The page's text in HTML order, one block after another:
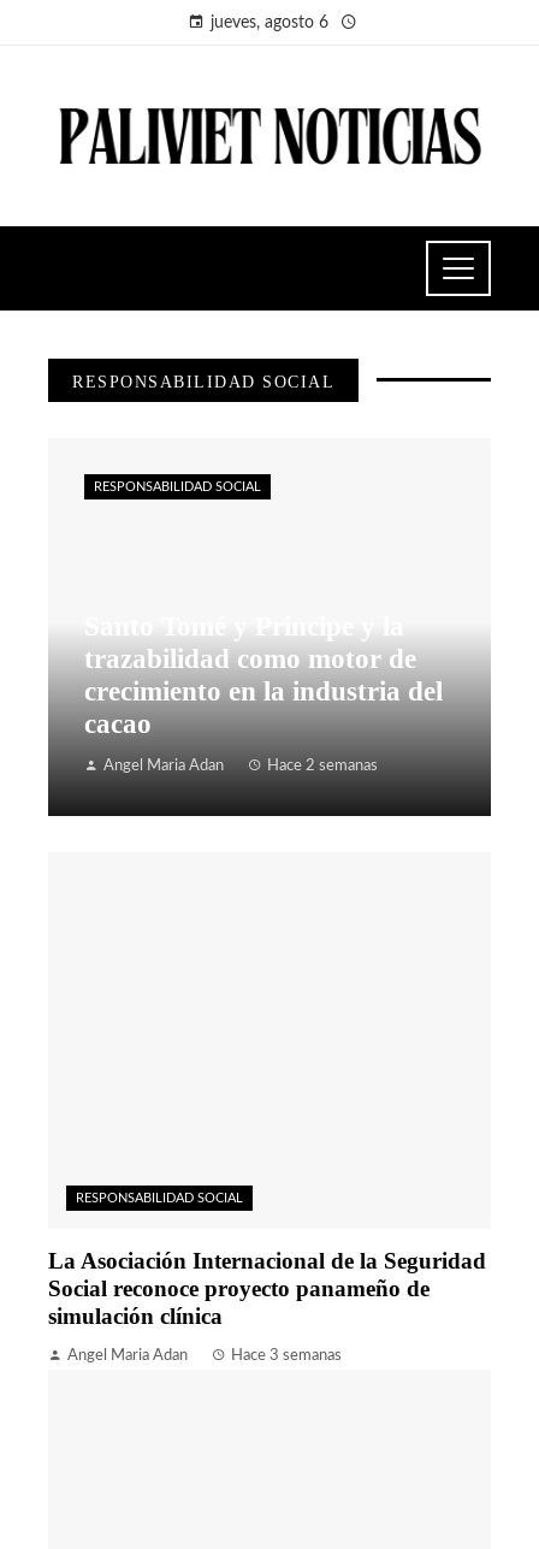
jueves, agosto 6
RESPONSABILIDAD SOCIAL
trazabilidad como motor de
crecimiento en la industria del
cacao
Angel Maria Adan Hace 2 semanas
RESPONSABILIDAD SOCIAL
RESPONSABILIDAD SOCIAL
La Asociación Internacional de la Seguridad
Social reconoce proyecto panameño de
simulación clínica
Angel Maria Adan Hace 3 semanas